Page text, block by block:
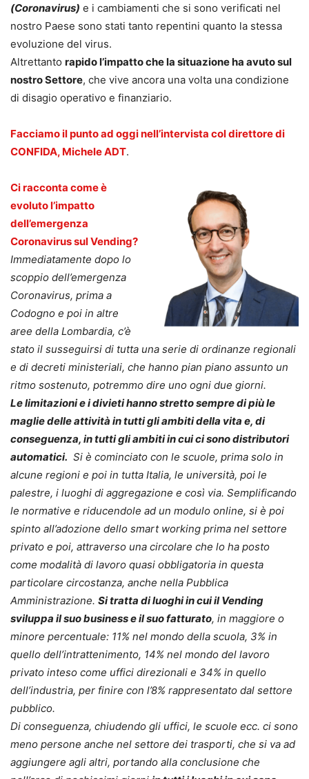
(Coronavirus) e i cambiamenti che si sono verificati nel
nostro Paese sono stati tanto repentini quanto la stessa
evoluzione del virus.
Altrettanto rapido l’impatto che la situazione ha avuto sul
nostro Settore, che vive ancora una volta una condizione
di disagio operativo e finanziario.
Facciamo il punto ad oggi nell’intervista col direttore di
CONFIDA, Michele ADT.
Ci racconta come è
evoluto l’impatto
dell’emergenza
Coronavirus sul Vending?
Immediatamente dopo lo
scoppio dell’emergenza
Coronavirus, prima a
Codogno e poi in altre
aree della Lombardia, c’è
stato il susseguirsi di tutta una serie di ordinanze regionali
e di decreti ministeriali, che hanno pian piano assunto un
ritmo sostenuto, potremmo dire uno ogni due giorni.
Le limitazioni e i divieti hanno stretto sempre di più le
maglie delle attività in tutti gli ambiti della vita e, di
conseguenza, in tutti gli ambiti in cui ci sono distributori
automatici. Si è cominciato con le scuole, prima solo in
alcune regioni e poi in tutta Italia, le università, poi le
palestre, i luoghi di aggregazione e così via. Semplificando
le normative e riducendole ad un modulo online, si è poi
spinto all’adozione dello smart working prima nel settore
privato e poi, attraverso una circolare che lo ha posto
come modalità di lavoro quasi obbligatoria in questa
particolare circostanza, anche nella Pubblica
Amministrazione. Si tratta di luoghi in cui il Vending
sviluppa il suo business e il suo fatturato, in maggiore o
minore percentuale: 11% nel mondo della scuola, 3% in
quello dell’intrattenimento, 14% nel mondo del lavoro
privato inteso come uffici direzionali e 34% in quello
dell’industria, per finire con l’8% rappresentato dal settore
pubblico.
Di conseguenza, chiudendo gli uffici, le scuole ecc. ci sono
meno persone anche nel settore dei trasporti, che si va ad
aggiungere agli altri, portando alla conclusione che